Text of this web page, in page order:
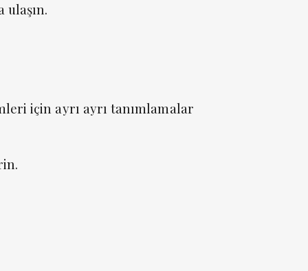
için ayrı ayrı tanımlamalar